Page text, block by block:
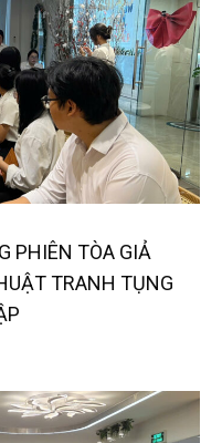
PHIÊN TÒA GIẢ
TRANH TỤNG